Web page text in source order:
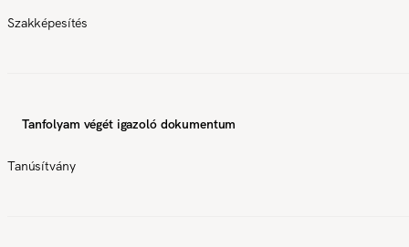
Szakképesítés
Tanfolyam végét igazoló dokumentum
Tanúsítvány